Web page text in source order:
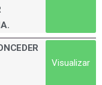
Visualizar